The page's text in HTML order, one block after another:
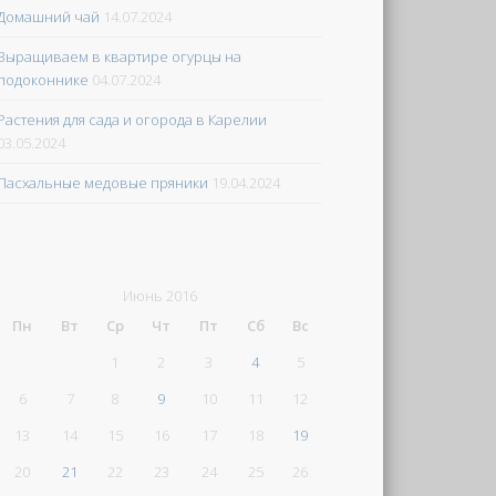
чай 14.07.2024
в квартире огурцы на
04.07.2024
для сада и огорода в Карелии
медовые пряники 19.04.2024
Июнь 2016
Пн
Вт Ср Чт Пт Сб
Вс
1
2 3 4
5
6
7 8 9 10 11
12
13
14 15 16 17 18
19
20
21 22 23 24 25 26